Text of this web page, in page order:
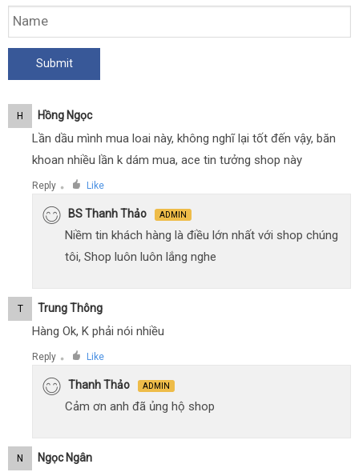
H Hồng Ngọc
Lần dầu mình mua loai này, không nghĩ lại tốt đến vậy, băn
khoan nhiều lần k dám mua, ace tin tưởng shop này
Reply ● Like
BS Thanh Thảo ADMIN
Niềm tin khách hàng là điều lớn nhất với shop chúng
tôi, Shop luôn luôn lắng nghe
T Trung Thông
Hàng Ok, K phải nói nhiều
Reply ● Like
Thanh Thảo ADMIN
Cảm ơn anh đã ủng hộ shop
N Ngọc Ngân